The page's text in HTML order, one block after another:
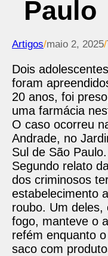
Paulo
Artigos/maio 2, 2025/
Dois
foram
20 anos, foi
uma farmácia
O caso ocorreu
Andrade, no
Sul de São Paulo.
Segundo relato
dos criminosos
estabelecimento
roubo. Um
fogo, manteve o
refém enquanto
saco com